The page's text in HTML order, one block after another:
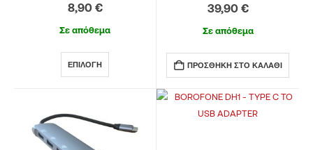
8,90 €
Σε απόθεμα
ΕΠΙΛΟΓΉ
39,90 €
Σε απόθεμα
ΠΡΟΣΘΉΚΗ ΣΤΟ ΚΑΛΆΘΙ